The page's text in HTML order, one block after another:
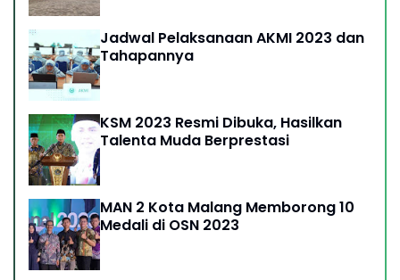
Jadwal Pelaksanaan AKMI 2023 dan
Tahapannya
KSM 2023 Resmi Dibuka, Hasilkan
Talenta Muda Berprestasi
MAN 2 Kota Malang Memborong 10
Medali di OSN 2023